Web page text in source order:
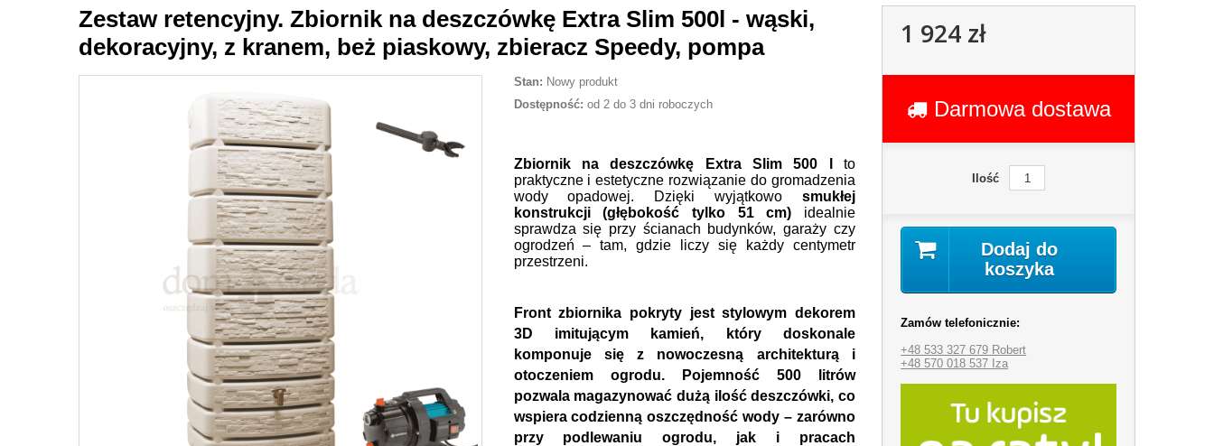
Zestaw retencyjny. Zbiornik na deszczówkę Extra Slim 500l - wąski,
dekoracyjny, z kranem, beż piaskowy, zbieracz Speedy, pompa
Stan: Nowy produkt
Dostępność: od 2 do 3 dni roboczych
Zbiornik na deszczówkę Extra Slim 500 l
to
praktyczne i estetyczne rozwiązanie do gromadzenia
wody opadowej. Dzięki wyjątkowo smukłej
konstrukcji (głębokość tylko 51 cm) idealnie
sprawdza się przy ścianach budynków, garaży czy
ogrodzeń – tam, gdzie liczy się każdy centymetr
przestrzeni.
Front zbiornika pokryty jest stylowym dekorem
3D imitującym kamień, który doskonale
komponuje się z nowoczesną architekturą i
otoczeniem ogrodu. Pojemność 500 litrów
pozwala magazynować dużą ilość deszczówki, co
wspiera codzienną oszczędność wody – zarówno
przy podlewaniu ogrodu, jak i pracach
1 924 zł
Darmowa dostawa
Ilość
Dodaj do
koszyka
Zamów telefonicznie:
+48 533 327 679 Robert
+48 570 018 537 Iza